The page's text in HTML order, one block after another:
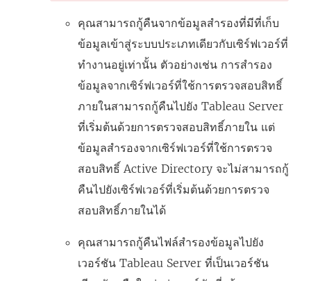
คุณสามารถกู้คืนจากข้อมูลสำรองที่มีที่เก็บ
ข้อมูลเข้าสู่ระบบประเภทเดียวกับเซิร์ฟเวอร์ที่
ทำงานอยู่เท่านั้น ตัวอย่างเช่น การสำรอง
ข้อมูลจากเซิร์ฟเวอร์ที่ใช้การตรวจสอบสิทธิ์
ภายในสามารถกู้คืนไปยัง Tableau Server
ที่เริ่มต้นด้วยการตรวจสอบสิทธิ์ภายใน แต่
ข้อมูลสำรองจากเซิร์ฟเวอร์ที่ใช้การตรวจ
สอบสิทธิ์ Active Directory จะไม่สามารถกู้
คืนไปยังเซิร์ฟเวอร์ที่เริ่มต้นด้วยการตรวจ
สอบสิทธิ์ภายในได้
คุณสามารถกู้คืนไฟล์สำรองข้อมูลไปยัง
เวอร์ชัน Tableau Server ที่เป็นเวอร์ชัน